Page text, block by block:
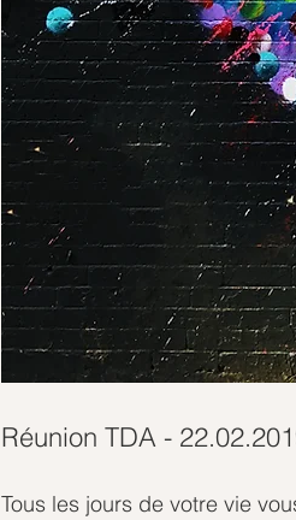
Réunion TDA -
Tous les jours de votre vie